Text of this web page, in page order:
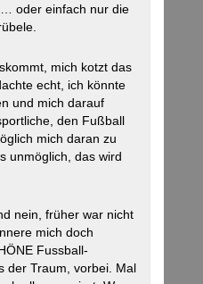
oder einfach nur die
mich kotzt das
echt, ich könnte
und mich darauf
den Fußball
mich daran zu
unmöglich, das wird
nein, früher war nicht
mich doch
Fussball-
der Traum, vorbei. Mal